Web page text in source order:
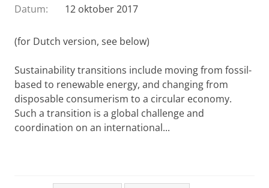
Datum: 12 oktober 2017
(for Dutch version, see below)
Sustainability transitions include moving from fossil-
based to renewable energy, and changing from
disposable consumerism to a circular economy.
Such a transition is a global challenge and
coordination on an international...